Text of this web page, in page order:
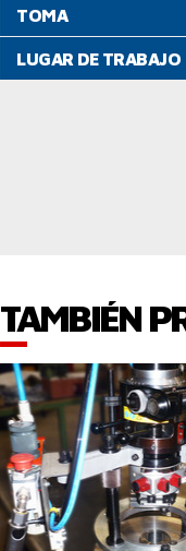
TOMA
LUGAR DE TRABAJO
TAMBIÉN
VER EL